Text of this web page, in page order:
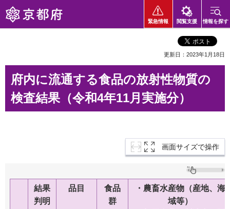
京都府
緊急情報 閲覧支援 情報を探す
更新日：2023年1月18日
府内に流通する食品の放射性物質の
検査結果（令和4年11月実施分）
画面サイズで操作
結果
判明
品目
食品
群
・農畜水産物 （産地、海
域等）